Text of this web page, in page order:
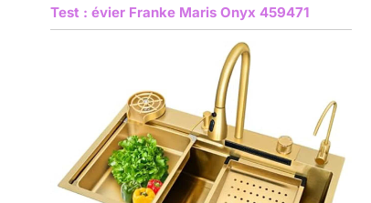
Test : évier Franke Maris Onyx 459471